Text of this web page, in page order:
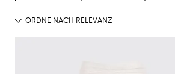
Die Kollektionen dieses Brands sind an